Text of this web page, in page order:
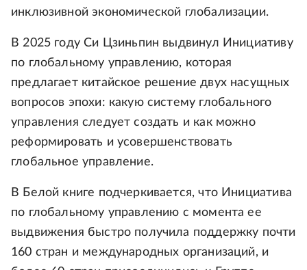
инклюзивной экономической глобализации.
В 2025 году Си Цзиньпин выдвинул Инициативу
по глобальному управлению, которая
предлагает китайское решение двух насущных
вопросов эпохи: какую систему глобального
управления следует создать и как можно
реформировать и усовершенствовать
глобальное управление.
В Белой книге подчеркивается, что Инициатива
по глобальному управлению с момента ее
выдвижения быстро получила поддержку почти
160 стран и международных организаций, и